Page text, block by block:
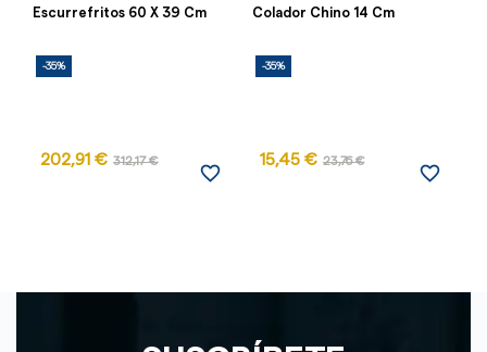
Escurrefritos 60 X 39 Cm
-35%
202,91 € 312,17 €
favorite_border
Colador Chino 14 Cm
-35%
15,45 € 23,76 €
favorite_border